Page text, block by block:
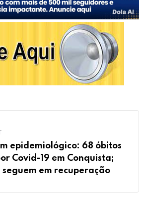
epidemiológico: 68 óbitos
Covid-19 em Conquista;
em recuperação